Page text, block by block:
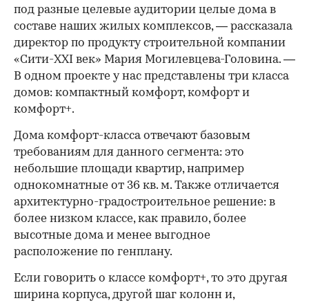
под разные целевые аудитории целые дома в
составе наших жилых комплексов, — рассказала
директор по продукту строительной компании
«Сити-XXI век» Мария Могилевцева-Головина. —
В одном проекте у нас представлены три класса
домов: компактный комфорт, комфорт и
комфорт+.
Дома комфорт-класса отвечают базовым
требованиям для данного сегмента: это
небольшие площади квартир, например
однокомнатные от 36 кв. м. Также отличается
архитектурно-градостроительное решение: в
более низком классе, как правило, более
высотные дома и менее выгодное
расположение по генплану.
Если говорить о классе комфорт+, то это другая
ширина корпуса, другой шаг колонн и,